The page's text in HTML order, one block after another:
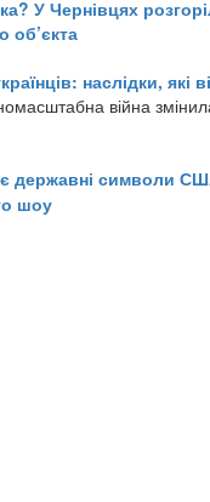
У Чернівцях
об’єкта
наслідки, які
війна
державні символи
шоу